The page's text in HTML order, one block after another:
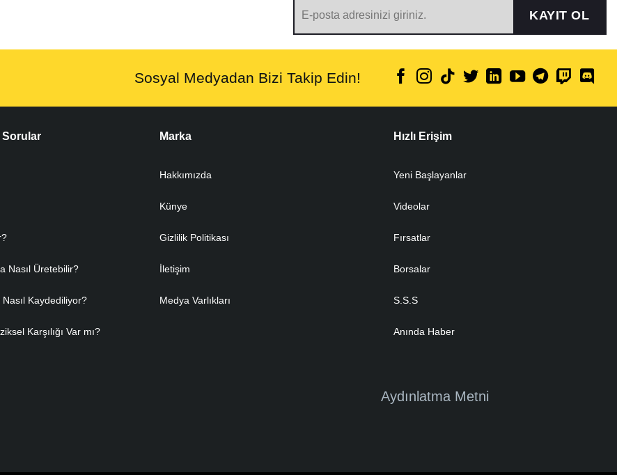
KAYIT OL
Sosyal Medyadan Bizi Takip Edin!
Sorular
Nasıl Üretebilir?
Kaydediliyor?
Karşılığı Var mı?
Marka
Hakkımızda
Künye
Gizlilik Politikası
İletişim
Medya Varlıkları
Hızlı Erişim
Yeni Başlayanlar
Videolar
Fırsatlar
Borsalar
S.S.S
Anında Haber
Aydınlatma Metni